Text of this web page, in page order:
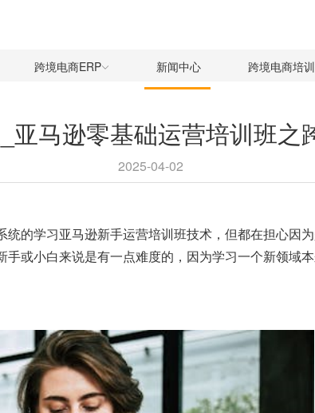
跨境电商ERP 新闻中心 跨境电商培训
亚马逊零基础运营培训班之
2025-04-02
统的学习亚马逊新手运营培训班技术，但都在担心因
或小白来说是有一点难度的，因为学习一个新领域